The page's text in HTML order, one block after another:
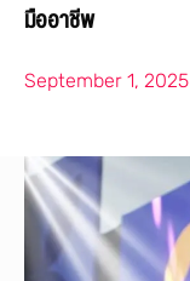
มืออาชีพ
September 1, 2025